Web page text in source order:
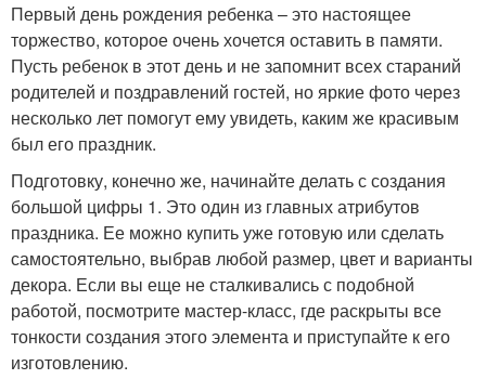
Первый день рождения ребенка – это настоящее
торжество, которое очень хочется оставить в памяти.
Пусть ребенок в этот день и не запомнит всех стараний
родителей и поздравлений гостей, но яркие фото через
несколько лет помогут ему увидеть, каким же красивым
был его праздник.
Подготовку, конечно же, начинайте делать с создания
большой цифры 1. Это один из главных атрибутов
праздника. Ее можно купить уже готовую или сделать
самостоятельно, выбрав любой размер, цвет и варианты
декора. Если вы еще не сталкивались с подобной
работой, посмотрите мастер-класс, где раскрыты все
тонкости создания этого элемента и приступайте к его
изготовлению.